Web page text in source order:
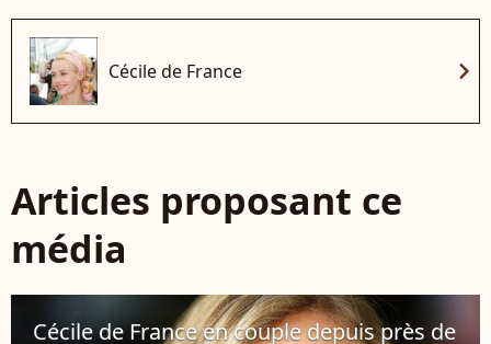
Cécile de France chevron_right
Articles proposant ce
média
Cécile de France en couple depuis près de